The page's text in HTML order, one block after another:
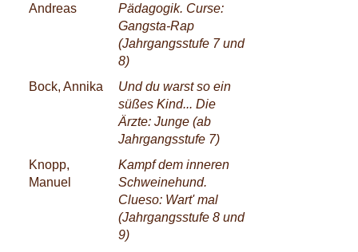
Andreas
Pädagogik. Curse:
Gangsta-Rap
(Jahrgangsstufe 7 und
8)
Bock, Annika
Und du warst so ein
süßes Kind... Die
Ärzte: Junge (ab
Jahrgangsstufe 7)
Knopp,
Manuel
Kampf dem inneren
Schweinehund.
Clueso: Wart' mal
(Jahrgangsstufe 8 und
9)